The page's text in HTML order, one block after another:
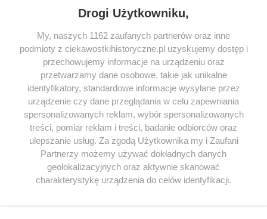
SERWIS
SPOŁECZNOŚĆ
WSPÓŁPRACA
KONTAKT
ODWIEDŹ RÓWNIEŻ:
Drogi Użytkowniku,
My, naszych 1162 zaufanych partnerów oraz inne
podmioty z ciekawostkihistoryczne.pl uzyskujemy dostęp i
przechowujemy informacje na urządzeniu oraz
przetwarzamy dane osobowe, takie jak unikalne
identyfikatory, standardowe informacje wysyłane przez
urządzenie czy dane przeglądania w celu zapewniania
spersonalizowanych reklam, wybór spersonalizowanych
treści, pomiar reklam i treści, badanie odbiorców oraz
ulepszanie usług. Za zgodą Użytkownika my i Zaufani
Partnerzy możemy używać dokładnych danych
geolokalizacyjnych oraz aktywnie skanować
charakterystykę urządzenia do celów identyfikacji.